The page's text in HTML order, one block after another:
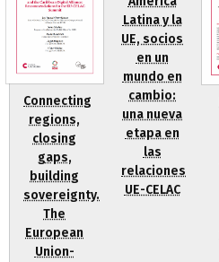
Connecting
regions,
closing
gaps,
building
sovereignty.
The
European
Union-
Latina y la
UE, socios
en un
mundo en
cambio:
una nueva
etapa en
las
relaciones
UE-CELAC